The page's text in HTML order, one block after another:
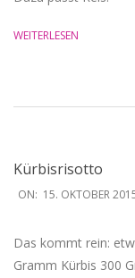
WEITERLESEN
Kürbisrisotto
2015-
ON: 15. OKTOBER
Das kommt rein:
Gramm Kürbis 300